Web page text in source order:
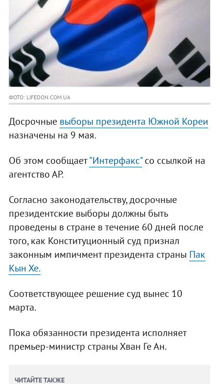
ФОТО: LIFEDON.COM.UA
Досрочные выборы президента Южной Кореи
назначены на 9 мая.
Об этом сообщает"Интерфакс"со ссылкой на
агентство АP.
Согласно законодательству, досрочные
президентские выборы должны быть
проведены в стране в течение 60 дней после
того, как Конституционный суд признал
законным импичмент президента страны Пак
Кын Хе.
Соответствующее решение суд вынес 10
марта.
Пока обязанности президента исполняет
премьер-министр страны Хван Ге Ан.
ЧИТАЙТЕ ТАКЖЕ